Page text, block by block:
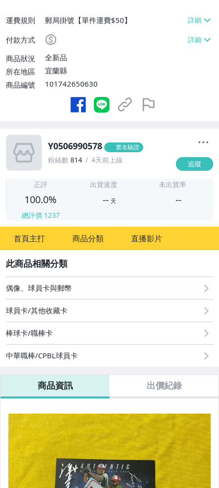
運費規則
郵局掛號【單件運費$50】
付款方式
商品狀況
全新品
所在地區
宜蘭縣
商品編號
101742650630
Y0506990578 實名驗證
粉絲數 814 4天前上線 追蹤
正評
100.0%
總評價 1237
出貨速度
-- 天
未出貨率
--
首頁主打 商品分類 直播影片
偶像、球員卡與郵幣
球員卡/其他收藏卡
棒球卡/職棒卡
中華職棒/CPBL球員卡
商品資訊 出價紀錄